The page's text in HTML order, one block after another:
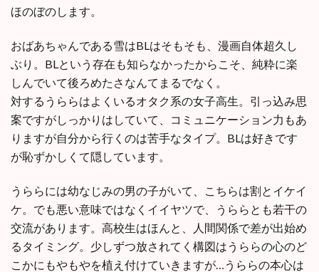
ほのぼのします。
おばあちゃんである雪はBLはそもそも、漫画自体超久し
ぶり。BLという存在も知らなかったからこそ、純粋に楽
しんでいて後ろめたさなんてまるでなく。
対するうららはよくいるオタク系の女子高生。引っ込み思
案ですがしっかりはしていて、コミュニケーション力もあ
りますが自分から行くのは苦手なタイプ。BLは好きです
が恥ずかしくて隠しています。
うららには幼なじみの男の子がいて、こちらは割とイケイ
ケ。でも悪い意味ではなくイイヤツで、うららとも若干の
交流があります。高校生はほんと、人間関係で差が出始め
るタイミング。少しずつ放されてく構図はうららの心のど
こかにもやもやを植え付けていきますが…うららの本心は